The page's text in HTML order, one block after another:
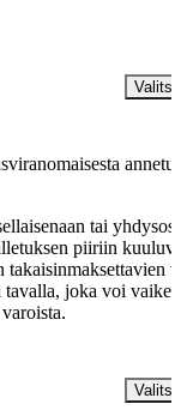
tai
piiriin
tavalla, joka voi